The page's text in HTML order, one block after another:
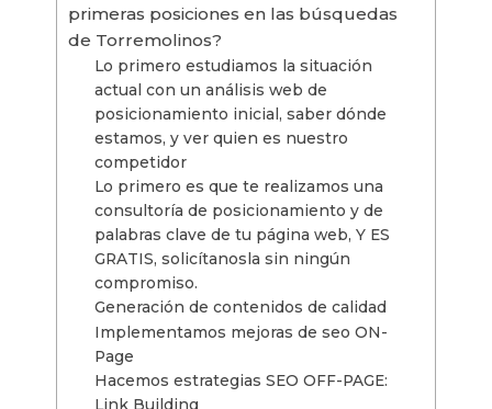
primeras posiciones en las búsquedas
de Torremolinos?
Lo primero estudiamos la situación
actual con un análisis web de
posicionamiento inicial, saber dónde
estamos, y ver quien es nuestro
competidor
Lo primero es que te realizamos una
consultoría de posicionamiento y de
palabras clave de tu página web, Y ES
GRATIS, solicítanosla sin ningún
compromiso.
Generación de contenidos de calidad
Implementamos mejoras de seo ON-
Page
Hacemos estrategias SEO OFF-PAGE:
Link Building